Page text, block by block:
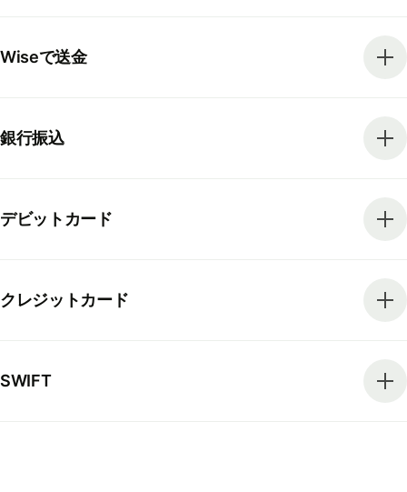
Wiseで送金
銀行振込
デビットカード
クレジットカード
SWIFT